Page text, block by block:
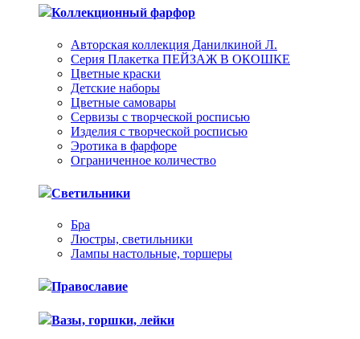
Коллекционный фарфор
Авторская коллекция Данилкиной Л.
Серия Плакетка ПЕЙЗАЖ В ОКОШКЕ
Цветные краски
Детские наборы
Цветные самовары
Сервизы с творческой росписью
Изделия с творческой росписью
Эротика в фарфоре
Ограниченное количество
Светильники
Бра
Люстры, светильники
Лампы настольные, торшеры
Православие
Вазы, горшки, лейки